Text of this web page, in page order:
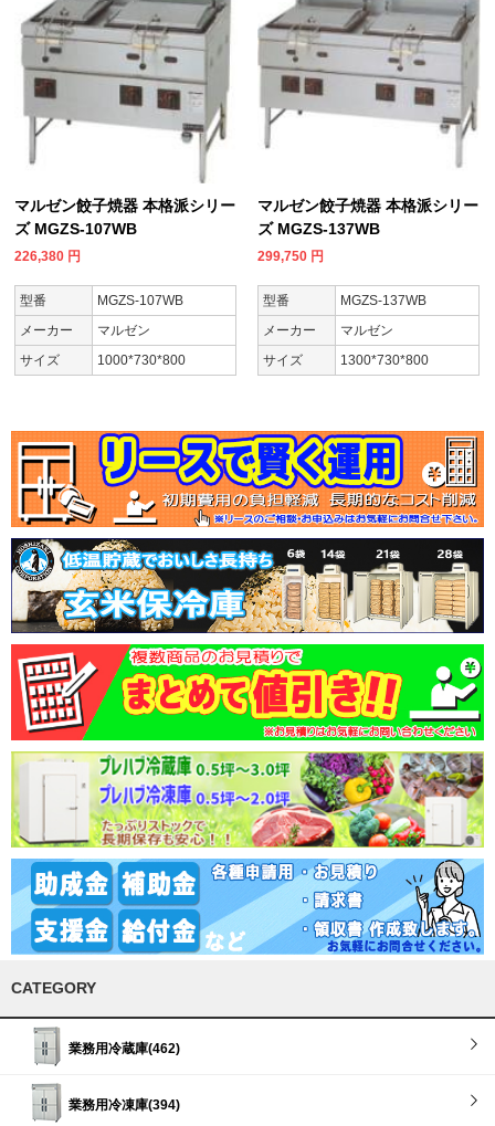
マルゼン餃子焼器 本格派シリー
ズ MGZS-107WB
226,380 円
型番
MGZS-107WB
メーカー
マルゼン
サイズ
1000*730*800
マルゼン餃子焼器 本格派シリー
ズ MGZS-137WB
299,750 円
型番
MGZS-137WB
メーカー
マルゼン
サイズ
1300*730*800
CATEGORY
業務用冷蔵庫(462)
業務用冷凍庫(394)